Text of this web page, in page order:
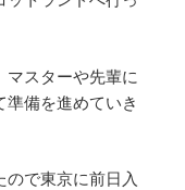
マスターや先輩に
備を進めていき
ので東京に前日入